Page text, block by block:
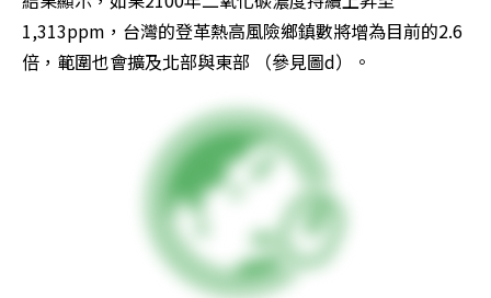
1,313ppm，台灣的登革熱高風險鄉鎮數將增為目前的2.6
倍，範圍也會擴及北部與東部 （參見圖d）。